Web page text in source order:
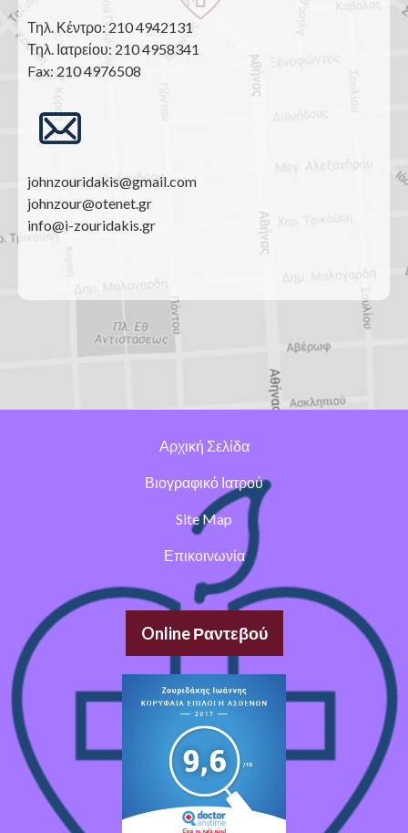
Τηλ. Κέντρο: 210 4942131
Τηλ. Ιατρείου: 210 4958341
Fax: 210 4976508
johnzouridakis@gmail.com
johnzour@otenet.gr
info@i-zouridakis.gr
Αρχική Σελίδα
Βιογραφικό Ιατρού
Site Map
Επικοινωνία
Online Ραντεβού